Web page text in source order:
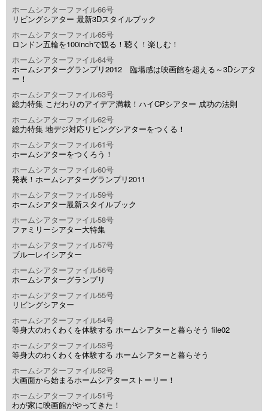
ホームシアターファイル66号
リビングシアター 最新3Dスタイルブック
ホームシアターファイル65号
ロンドン五輪を100inchで観る！聴く！楽しむ！
ホームシアターファイル64号
ホームシアターグランプリ2012 臨場感は映画館を超える～3Dシアタ
ー！
ホームシアターファイル63号
総力特集 こだわりのアイデア満載！ハイCPシアター 成功の法則
ホームシアターファイル62号
総力特集 地デジ対応リビングシアターをつくる！
ホームシアターファイル61号
ホームシアターをつくろう！
ホームシアターファイル60号
発表！ホームシアターグランプリ2011
ホームシアターファイル59号
ホームシアター最新スタイルブック
ホームシアターファイル58号
ファミリーシアター大特集
ホームシアターファイル57号
ブルーレイシアター
ホームシアターファイル56号
ホームシアターグランプリ
ホームシアターファイル55号
リビングシアター
ホームシアターファイル54号
等身大のわくわくを体験する ホームシアターと暮らそう file02
ホームシアターファイル53号
等身大のわくわくを体験する ホームシアターと暮らそう
ホームシアターファイル52号
大画面から始まるホームシアターストーリー！
ホームシアターファイル51号
わが家に映画館がやってきた！